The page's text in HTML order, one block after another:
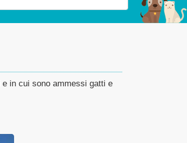
in cui sono ammessi gatti e